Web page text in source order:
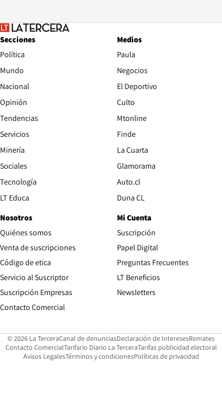
Secciones
Política
Mundo
Nacional
Opinión
Tendencias
Servicios
Minería
Sociales
Tecnología
LT Educa
Medios
Paula
Negocios
El Deportivo
Culto
Mtonline
Finde
La Cuarta
Glamorama
Auto.cl
Duna CL
Nosotros
Quiénes somos
Venta de suscripciones
Código de etica Opens in new window
Servicio al Suscriptor
Suscripción Empresas
Contacto Comercial
Mi Cuenta
Suscripción
Papel Digital
Preguntas Frecuentes
LT Beneficios
Newsletters
© 2026 La TerceraCanal de denunciasOpens in new window
Declaración de InteresesOpens in
Remates
Contacto ComercialOpens in new window
Tarifario Diario La TerceraOpens in new window
Tarifas publicidad electoral
Avisos LegalesOpens in new window
Términos y condicionesPolíticas de privacidad